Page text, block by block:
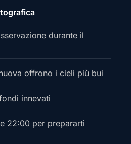
durante il
offrono i cieli più bui
innevati
22:00 per prepararti